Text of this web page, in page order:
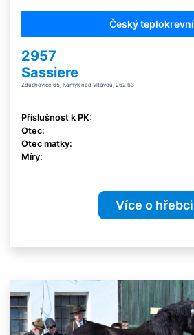
Český
2957
Sassiere
Zduchovice 65, Kamýk nad Vltavou, 262 63
Příslušnost k PK:
Otec:
Otec matky:
Míry:
Více o hřebci